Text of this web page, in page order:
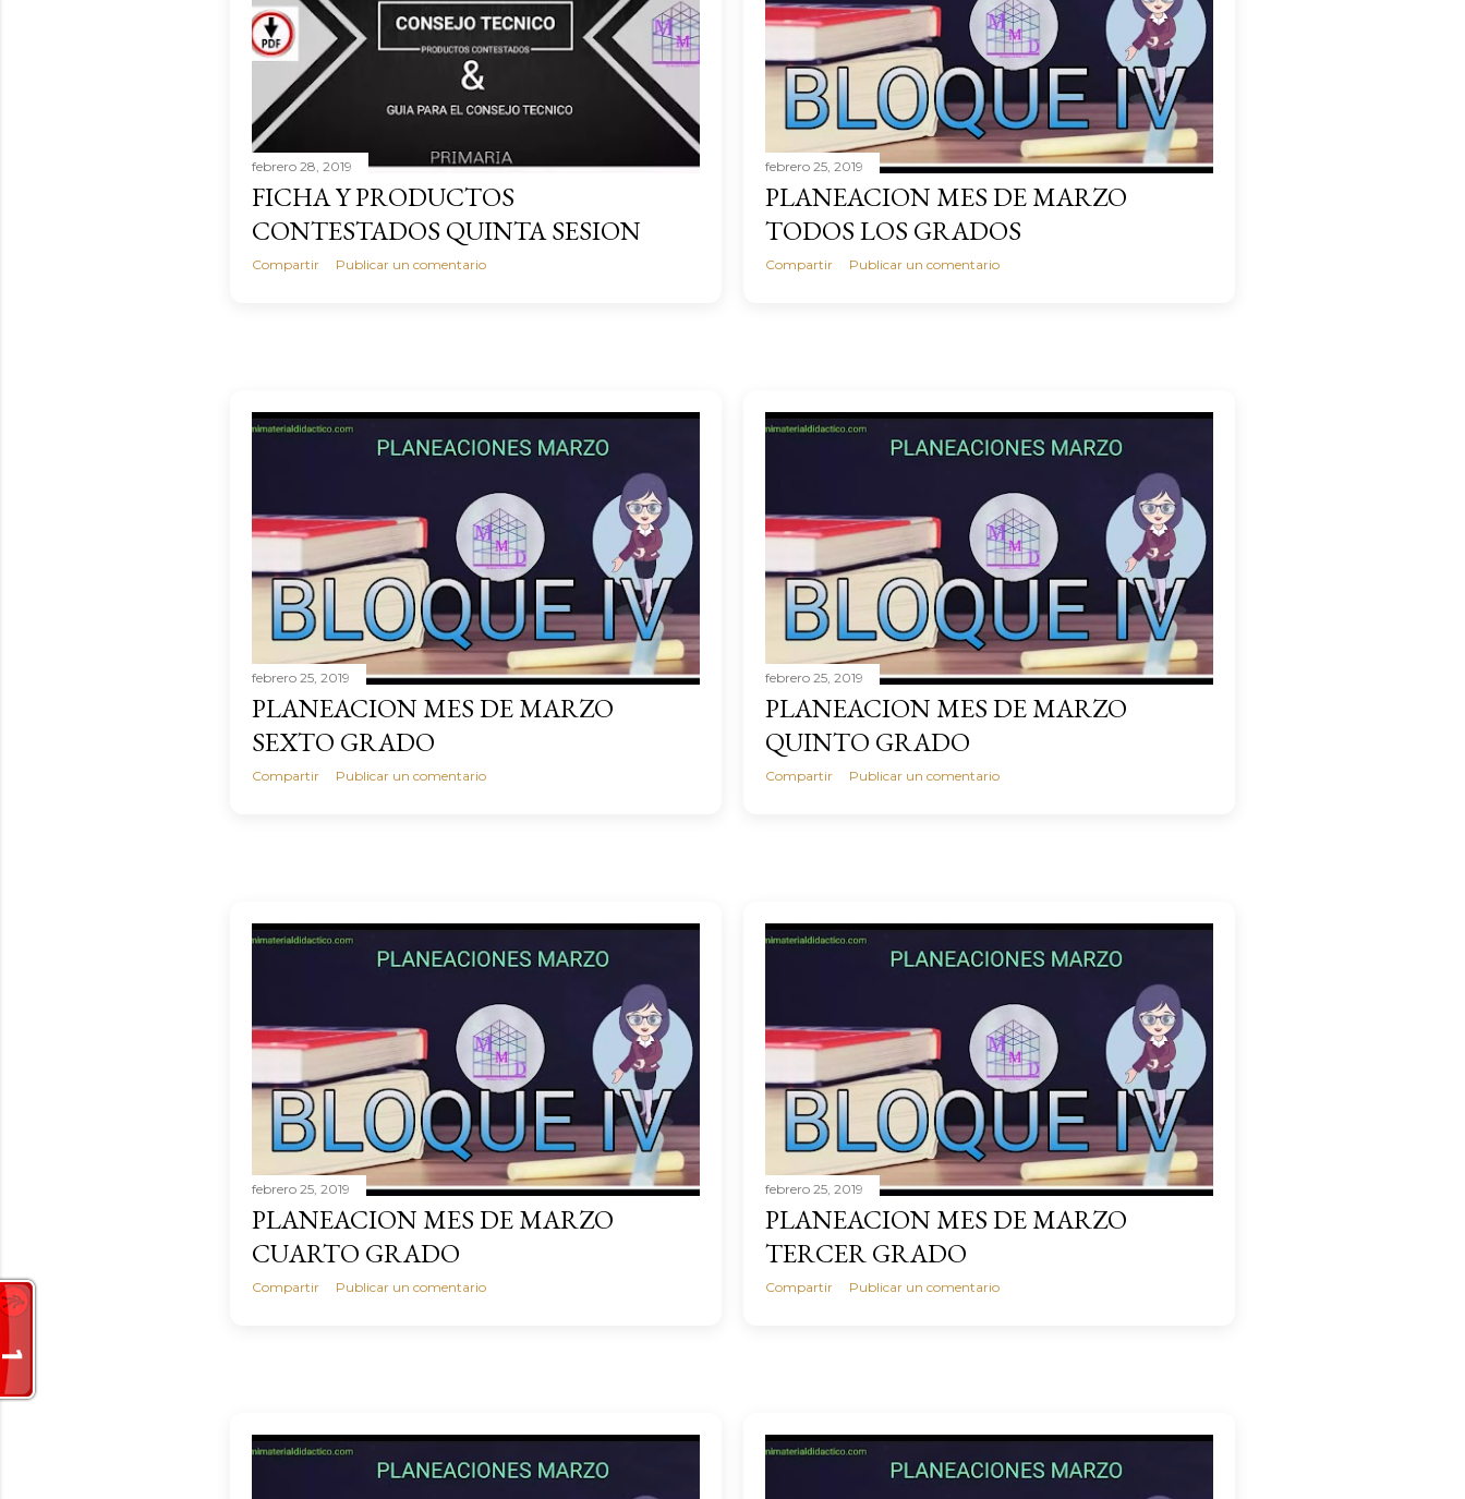
febrero 28, 2019
FICHA Y PRODUCTOS
CONTESTADOS QUINTA SESION
Compartir Publicar un comentario
febrero 25, 2019
PLANEACION MES DE MARZO
TODOS LOS GRADOS
Compartir Publicar un comentario
febrero 25, 2019
PLANEACION MES DE MARZO
SEXTO GRADO
Compartir Publicar un comentario
febrero 25, 2019
PLANEACION MES DE MARZO
QUINTO GRADO
Compartir Publicar un comentario
febrero 25, 2019
PLANEACION MES DE MARZO
CUARTO GRADO
Compartir Publicar un comentario
febrero 25, 2019
PLANEACION MES DE MARZO
TERCER GRADO
Compartir Publicar un comentario